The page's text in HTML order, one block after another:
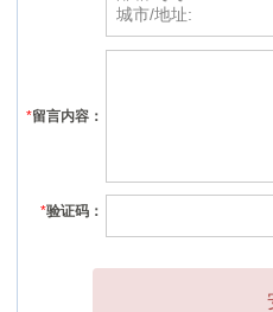
*留言内容：
*验证码：